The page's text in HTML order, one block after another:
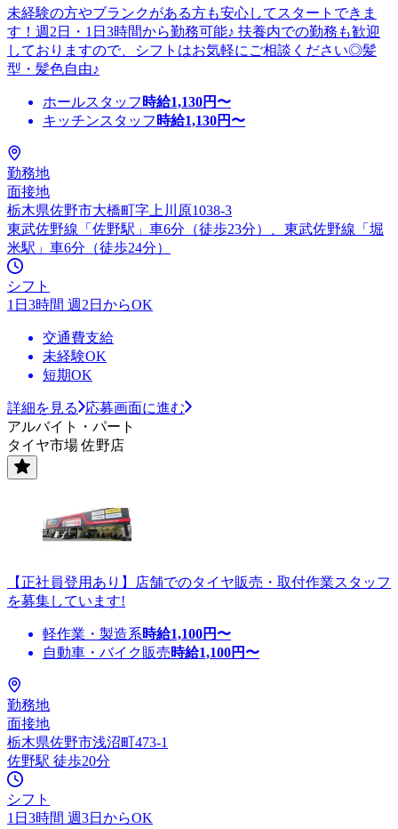
未経験の方やブランクがある方も安心してスタートできま
す！週2日・1日3時間から勤務可能♪ 扶養内での勤務も歓迎
しておりますので、シフトはお気軽にご相談ください◎髪
型・髪色自由♪
ホールスタッフ 時給1,130円〜
キッチンスタッフ 時給1,130円〜
勤務地
面接地
栃木県佐野市大橋町字上川原1038-3
東武佐野線「佐野駅」車6分（徒歩23分）、東武佐野線「堀
米駅」車6分（徒歩24分）
シフト
1日3時間 週2日からOK
交通費支給
未経験OK
短期OK
詳細を見る
応募画面に進む
アルバイト・パート
タイヤ市場 佐野店
【正社員登用あり】店舗でのタイヤ販売・取付作業スタッフ
を募集しています!
軽作業・製造系時給1,100円〜
自動車・バイク販売時給1,100円〜
勤務地
面接地
栃木県佐野市浅沼町473-1
佐野駅 徒歩20分
シフト
1日3時間 週3日からOK